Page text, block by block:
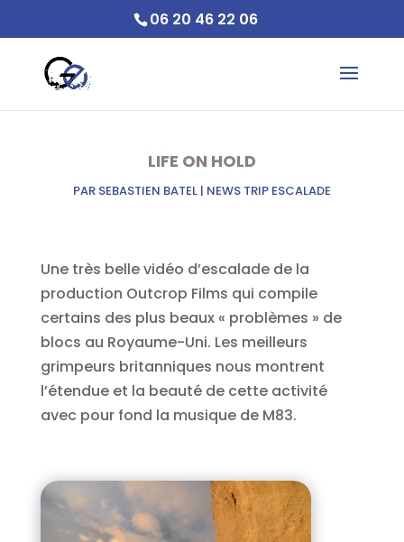
06 20 46 22 06
LIFE ON HOLD
PAR SEBASTIEN BATEL| NEWS TRIP ESCALADE
Une très belle vidéo d’escalade de la
production Outcrop Films qui compile
certains des plus beaux « problèmes » de
blocs au Royaume-Uni. Les meilleurs
grimpeurs britanniques nous montrent
l’étendue et la beauté de cette activité
avec pour fond la musique de M83.